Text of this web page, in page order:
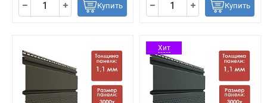
Купить Купить
Хит